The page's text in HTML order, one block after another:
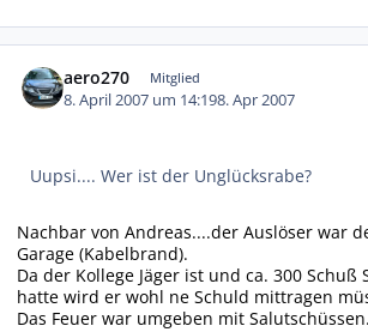
aero270 Mitglied
8. April 2007 um 14:198. Apr 2007
Uupsi.... Wer ist der Unglücksrabe?
Nachbar von Andreas....der Auslöser war
Garage (Kabelbrand).
Da der Kollege Jäger ist und ca. 300 Schuß
hatte wird er wohl ne Schuld mittragen
Das Feuer war umgeben mit